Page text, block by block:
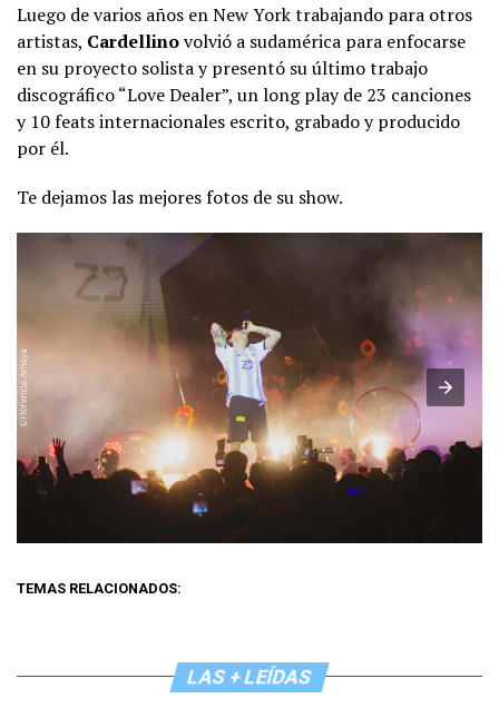
Luego de varios años en New York trabajando para otros
artistas, Cardellinovolvió a sudamérica para enfocarse
en su proyecto solista y presentó su último trabajo
discográfico “Love Dealer”, un long play de 23 canciones
y 10 feats internacionales escrito, grabado y producido
por él.
Te dejamos las mejores fotos de su show.
TEMAS RELACIONADOS:
LAS + LEÍDAS